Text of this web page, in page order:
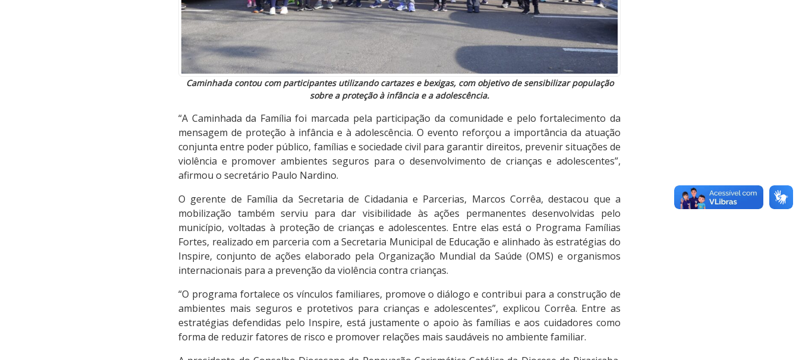
Caminhada contou com participantes utilizando cartazes e bexigas, com objetivo de sensibilizar população
sobre a proteção à infância e a adolescência.
“A Caminhada da Família foi marcada pela participação da comunidade e pelo fortalecimento da
mensagem de proteção à infância e à adolescência. O evento reforçou a importância da atuação
conjunta entre poder público, famílias e sociedade civil para garantir direitos, prevenir situações de
violência e promover ambientes seguros para o desenvolvimento de crianças e adolescentes”,
afirmou o secretário Paulo Nardino.
O gerente de Família da Secretaria de Cidadania e Parcerias, Marcos Corrêa, destacou que a
mobilização também serviu para dar visibilidade às ações permanentes desenvolvidas pelo
município, voltadas à proteção de crianças e adolescentes. Entre elas está o Programa Famílias
Fortes, realizado em parceria com a Secretaria Municipal de Educação e alinhado às estratégias do
Inspire, conjunto de ações elaborado pela Organização Mundial da Saúde (OMS) e organismos
internacionais para a prevenção da violência contra crianças.
“O programa fortalece os vínculos familiares, promove o diálogo e contribui para a construção de
ambientes mais seguros e protetivos para crianças e adolescentes”, explicou Corrêa. Entre as
estratégias defendidas pelo Inspire, está justamente o apoio às famílias e aos cuidadores como
forma de reduzir fatores de risco e promover relações mais saudáveis no ambiente familiar.